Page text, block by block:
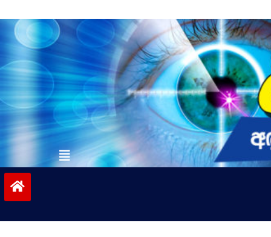
to
contentvinivida.lk